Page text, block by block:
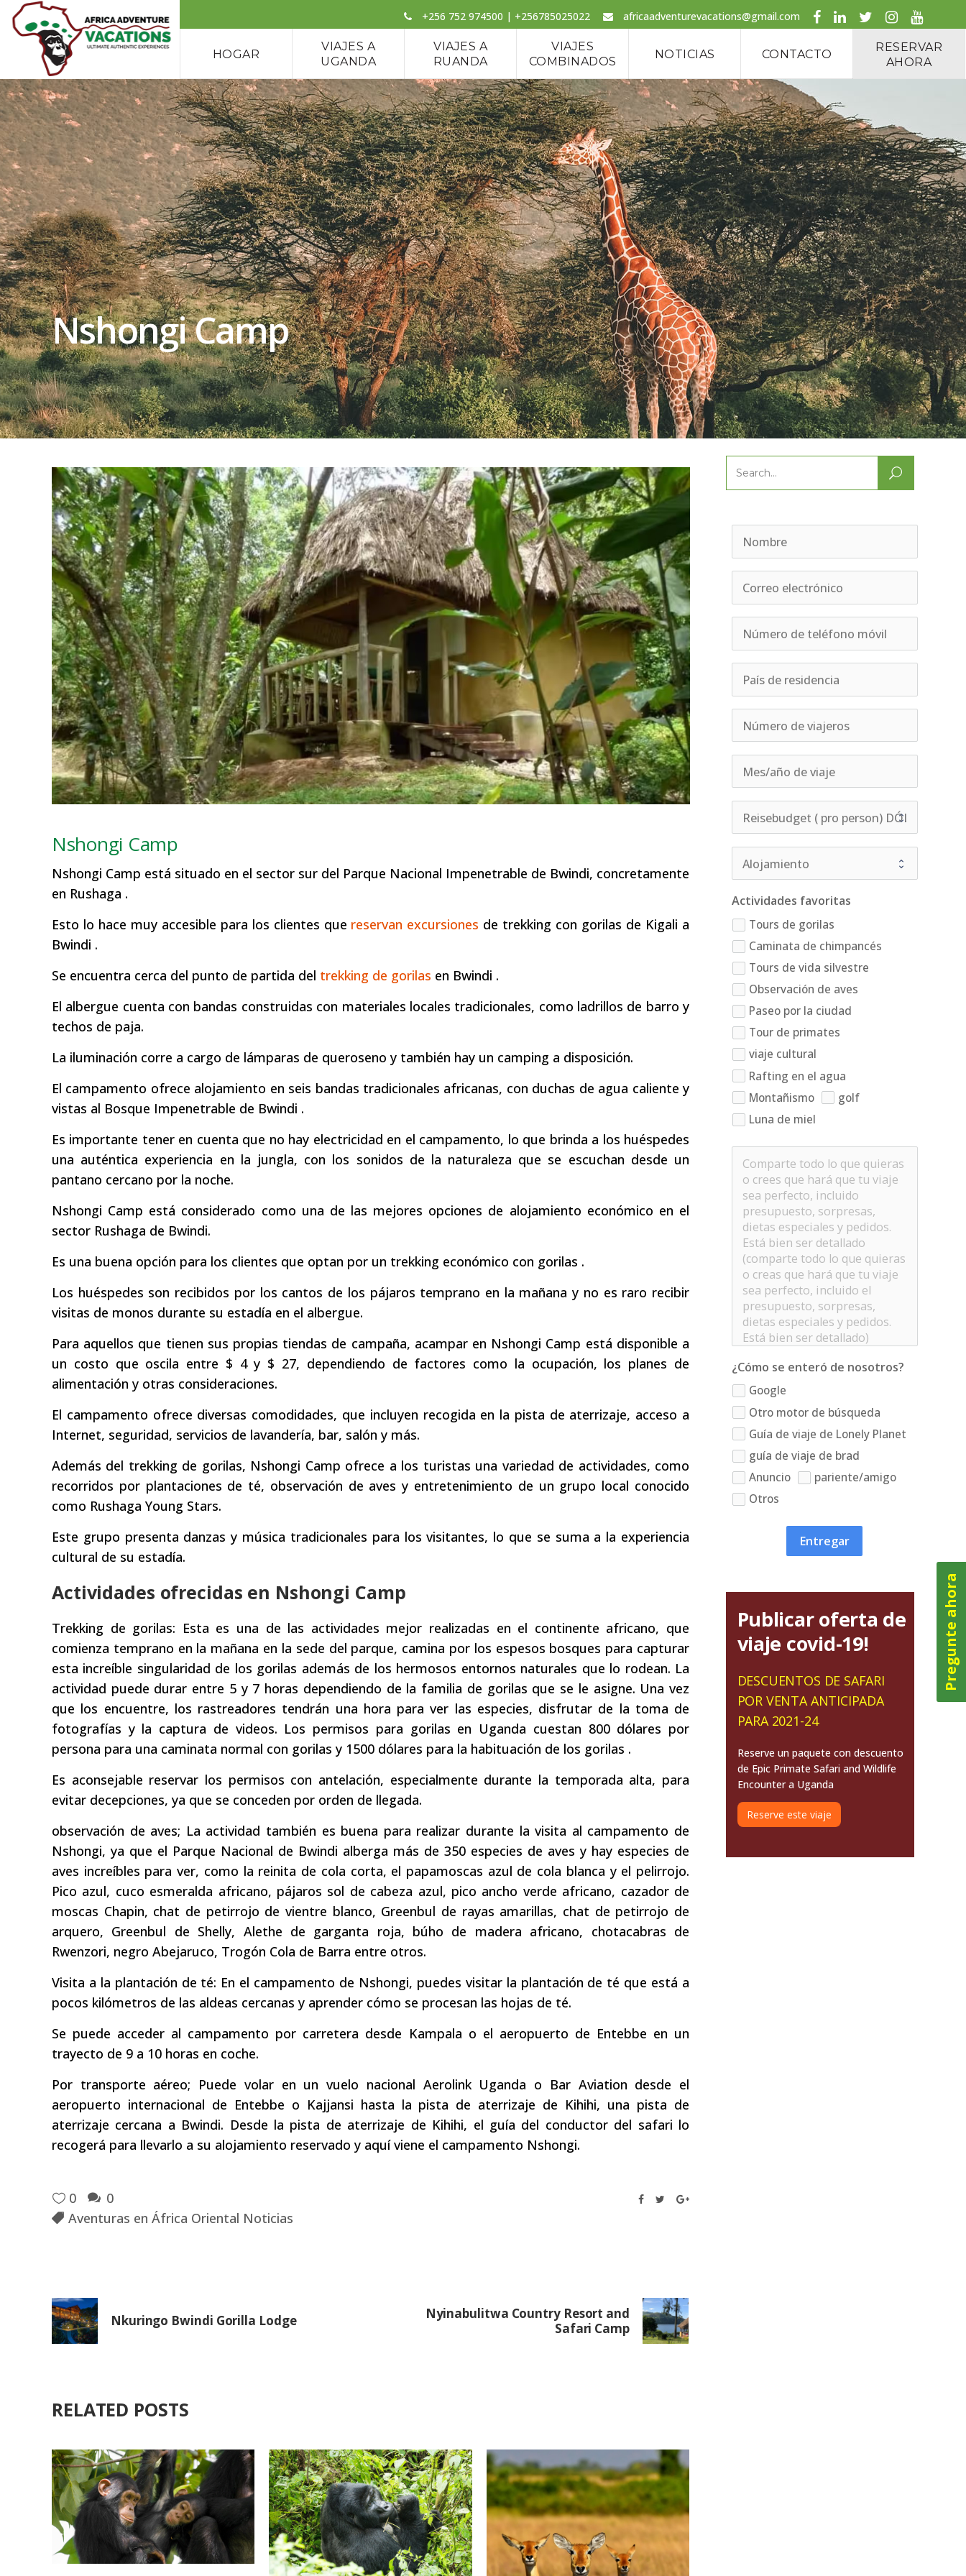
+256 752 974500 | +256785025022 africaadventurevacations@gmail.com
HOGAR
VIAJES A
UGANDA
VIAJES A
RUANDA
VIAJES
COMBINADOS
NOTICIAS CONTACTO
RESERVAR
AHORA
Nshongi Camp
Nshongi Camp
Nshongi Camp está situado en el sector sur del Parque Nacional Impenetrable de Bwindi, concretamente
en Rushaga .
Esto lo hace muy accesible para los clientes que reservan excursiones de trekking con gorilas de Kigali a
Bwindi .
Se encuentra cerca del punto de partida del trekking de gorilas en Bwindi .
El albergue cuenta con bandas construidas con materiales locales tradicionales, como ladrillos de barro y
techos de paja.
La iluminación corre a cargo de lámparas de queroseno y también hay un camping a disposición.
El campamento ofrece alojamiento en seis bandas tradicionales africanas, con duchas de agua caliente y
vistas al Bosque Impenetrable de Bwindi .
Es importante tener en cuenta que no hay electricidad en el campamento, lo que brinda a los huéspedes
una auténtica experiencia en la jungla, con los sonidos de la naturaleza que se escuchan desde un
pantano cercano por la noche.
Nshongi Camp está considerado como una de las mejores opciones de alojamiento económico en el
sector Rushaga de Bwindi.
Es una buena opción para los clientes que optan por un trekking económico con gorilas .
Los huéspedes son recibidos por los cantos de los pájaros temprano en la mañana y no es raro recibir
visitas de monos durante su estadía en el albergue.
Para aquellos que tienen sus propias tiendas de campaña, acampar en Nshongi Camp está disponible a
un costo que oscila entre $ 4 y $ 27, dependiendo de factores como la ocupación, los planes de
alimentación y otras consideraciones.
El campamento ofrece diversas comodidades, que incluyen recogida en la pista de aterrizaje, acceso a
Internet, seguridad, servicios de lavandería, bar, salón y más.
Además del trekking de gorilas, Nshongi Camp ofrece a los turistas una variedad de actividades, como
recorridos por plantaciones de té, observación de aves y entretenimiento de un grupo local conocido
como Rushaga Young Stars.
Este grupo presenta danzas y música tradicionales para los visitantes, lo que se suma a la experiencia
cultural de su estadía.
Actividades ofrecidas en Nshongi Camp
Trekking de gorilas: Esta es una de las actividades mejor realizadas en el continente africano, que
comienza temprano en la mañana en la sede del parque, camina por los espesos bosques para capturar
esta increíble singularidad de los gorilas además de los hermosos entornos naturales que lo rodean. La
actividad puede durar entre 5 y 7 horas dependiendo de la familia de gorilas que se le asigne. Una vez
que los encuentre, los rastreadores tendrán una hora para ver las especies, disfrutar de la toma de
fotografías y la captura de videos. Los permisos para gorilas en Uganda cuestan 800 dólares por
persona para una caminata normal con gorilas y 1500 dólares para la habituación de los gorilas .
Es aconsejable reservar los permisos con antelación, especialmente durante la temporada alta, para
evitar decepciones, ya que se conceden por orden de llegada.
observación de aves; La actividad también es buena para realizar durante la visita al campamento de
Nshongi, ya que el Parque Nacional de Bwindi alberga más de 350 especies de aves y hay especies de
aves increíbles para ver, como la reinita de cola corta, el papamoscas azul de cola blanca y el pelirrojo.
Pico azul, cuco esmeralda africano, pájaros sol de cabeza azul, pico ancho verde africano, cazador de
moscas Chapin, chat de petirrojo de vientre blanco, Greenbul de rayas amarillas, chat de petirrojo de
arquero, Greenbul de Shelly, Alethe de garganta roja, búho de madera africano, chotacabras de
Rwenzori, negro Abejaruco, Trogón Cola de Barra entre otros.
Visita a la plantación de té: En el campamento de Nshongi, puedes visitar la plantación de té que está a
pocos kilómetros de las aldeas cercanas y aprender cómo se procesan las hojas de té.
Se puede acceder al campamento por carretera desde Kampala o el aeropuerto de Entebbe en un
trayecto de 9 a 10 horas en coche.
Por transporte aéreo; Puede volar en un vuelo nacional Aerolink Uganda o Bar Aviation desde el
aeropuerto internacional de Entebbe o Kajjansi hasta la pista de aterrizaje de Kihihi, una pista de
aterrizaje cercana a Bwindi. Desde la pista de aterrizaje de Kihihi, el guía del conductor del safari lo
recogerá para llevarlo a su alojamiento reservado y aquí viene el campamento Nshongi.
0
0
Aventuras en África Oriental Noticias
Nkuringo Bwindi Gorilla Lodge
Nyinabulitwa Country Resort and
Safari Camp
RELATED POSTS
Search
Actividades favoritas
Tours de gorilas
Caminata de chimpancés
Tours de vida silvestre
Observación de aves
Paseo por la ciudad
Tour de primates
viaje cultural
Rafting en el agua
Montañismo
golf
Luna de miel
¿Cómo se enteró de nosotros?
Google
Otro motor de búsqueda
Guía de viaje de Lonely Planet
guía de viaje de brad
Anuncio
pariente/amigo
Otros
Entregar
Publicar oferta de
viaje covid-19!
DESCUENTOS DE SAFARI
POR VENTA ANTICIPADA
PARA 2021-24
Reserve un paquete con descuento
de Epic Primate Safari and Wildlife
Encounter a Uganda
Reserve este viaje
Pregunte ahora